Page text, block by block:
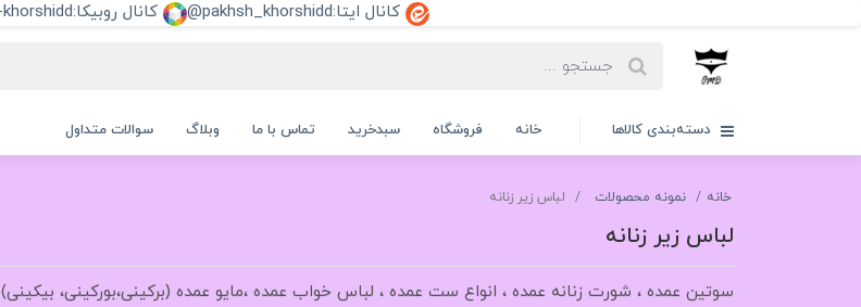
کانال ایتا:pakhsh_khorshidd@ کانال روبیکا:pakhsh-khorshidd@
دسته‌بندی کالاها خانه فروشگاه سبدخرید تماس با ما وبلاگ سوالات متداول
خانه نمونه محصولات لباس زیر زنانه
لباس زیر زنانه
سوتین عمده ، شورت زنانه عمده ، انواع ست عمده ، لباس خواب عمده ،مایو عمده (برکینی،بورکینی، بیکینی)